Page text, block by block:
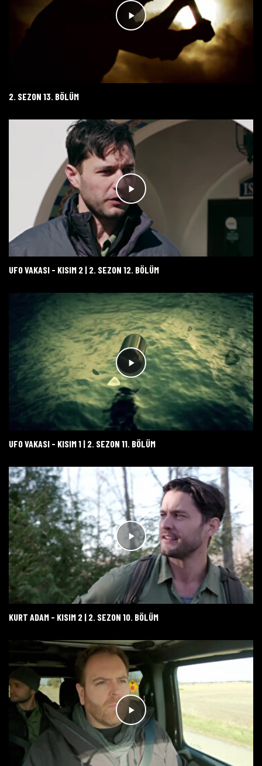
2. SEZON 13. BÖLÜM
UFO VAKASI - KISIM 2 | 2. SEZON 12. BÖLÜM
UFO VAKASI - KISIM 1 | 2. SEZON 11. BÖLÜM
KURT ADAM - KISIM 2 | 2. SEZON 10. BÖLÜM